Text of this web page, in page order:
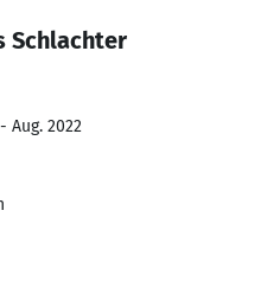
Schlachter
Aug. 2022